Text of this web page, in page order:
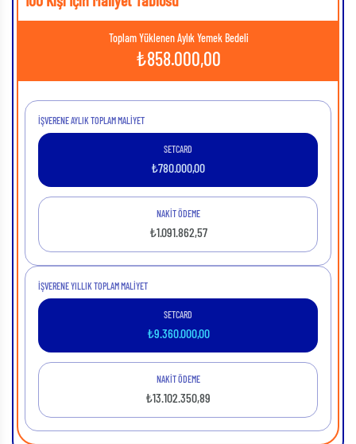
Toplam Yüklenen Aylık Yemek Bedeli
₺858.000,00
İŞVERENE AYLIK TOPLAM MALIYET
SETCARD
₺780.000,00
NAKİT ÖDEME
₺1.091.862,57
İŞVERENE YILLIK TOPLAM MALIYET
SETCARD
₺9.360.000,00
NAKİT ÖDEME
₺13.102.350,89